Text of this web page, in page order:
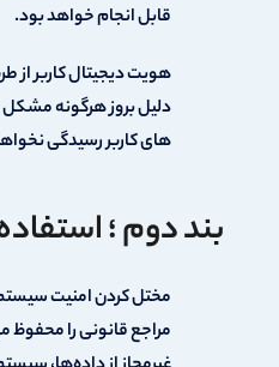
قابل انجام خواهد بود.
هویت دیجیتال کاربر
دلیل بروز هرگونه
های کاربر رسیدگی
بند دوم ؛
مختل كردن امنیت
مراجع قانونی را